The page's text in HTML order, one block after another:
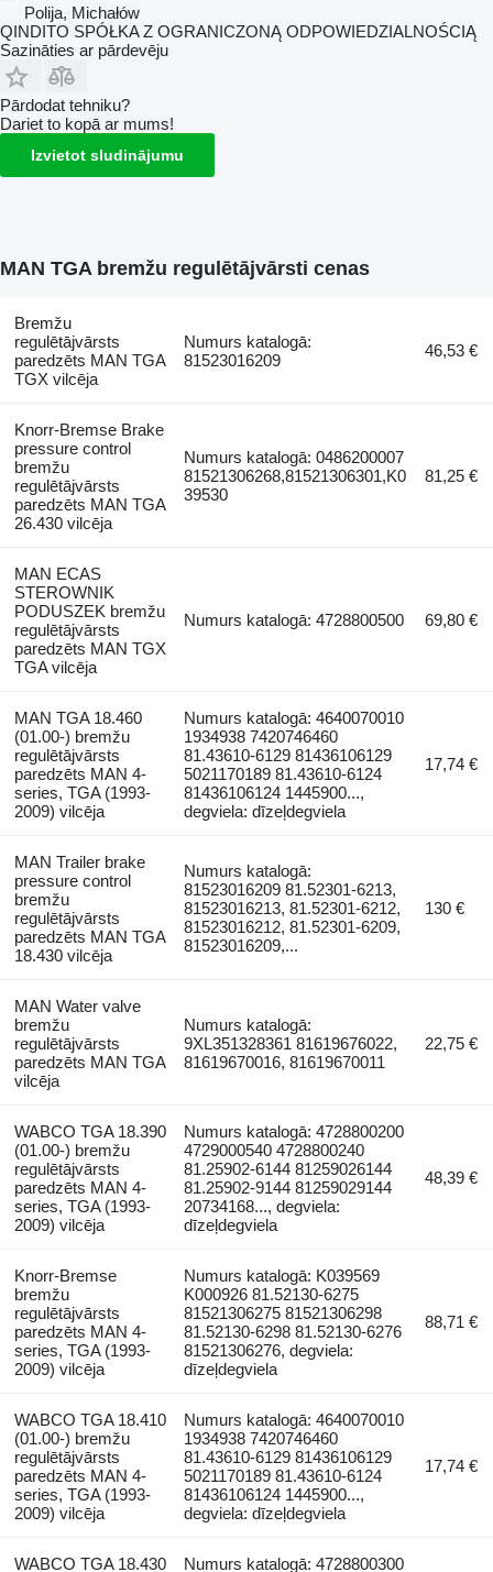
Polija, Michałów
QINDITO SPÓŁKA Z OGRANICZONĄ ODPOWIEDZIALNOŚCIĄ
Sazināties ar pārdevēju
Pārdodat tehniku?
Dariet to kopā ar mums!
Izvietot sludinājumu
MAN TGA bremžu regulētājvārsti cenas
Bremžu
regulētājvārsts
paredzēts MAN TGA
TGX vilcēja
Numurs katalogā:
81523016209
46,53 €
Knorr-Bremse Brake
pressure control
bremžu
regulētājvārsts
paredzēts MAN TGA
26.430 vilcēja
Numurs katalogā: 0486200007
81521306268,81521306301,K0
39530
81,25 €
MAN ECAS
STEROWNIK
PODUSZEK bremžu
regulētājvārsts
paredzēts MAN TGX
TGA vilcēja
Numurs katalogā: 4728800500 69,80 €
MAN TGA 18.460
(01.00-) bremžu
regulētājvārsts
paredzēts MAN 4-
series, TGA (1993-
2009) vilcēja
Numurs katalogā: 4640070010
1934938 7420746460
81.43610-6129 81436106129
5021170189 81.43610-6124
81436106124 1445900...,
degviela: dīzeļdegviela
17,74 €
MAN Trailer brake
pressure control
bremžu
regulētājvārsts
paredzēts MAN TGA
18.430 vilcēja
Numurs katalogā:
81523016209 81.52301-6213,
81523016213, 81.52301-6212,
81523016212, 81.52301-6209,
81523016209,...
130 €
MAN Water valve
bremžu
regulētājvārsts
paredzēts MAN TGA
vilcēja
Numurs katalogā:
9XL351328361 81619676022,
81619670016, 81619670011
22,75 €
WABCO TGA 18.390
(01.00-) bremžu
regulētājvārsts
paredzēts MAN 4-
series, TGA (1993-
2009) vilcēja
Numurs katalogā: 4728800200
4729000540 4728800240
81.25902-6144 81259026144
81.25902-9144 81259029144
20734168..., degviela:
dīzeļdegviela
48,39 €
Knorr-Bremse
bremžu
regulētājvārsts
paredzēts MAN 4-
series, TGA (1993-
2009) vilcēja
Numurs katalogā: K039569
K000926 81.52130-6275
81521306275 81521306298
81.52130-6298 81.52130-6276
81521306276, degviela:
dīzeļdegviela
88,71 €
WABCO TGA 18.410
(01.00-) bremžu
regulētājvārsts
paredzēts MAN 4-
series, TGA (1993-
2009) vilcēja
Numurs katalogā: 4640070010
1934938 7420746460
81.43610-6129 81436106129
5021170189 81.43610-6124
81436106124 1445900...,
degviela: dīzeļdegviela
17,74 €
WABCO TGA 18.430
Numurs katalogā: 4728800300